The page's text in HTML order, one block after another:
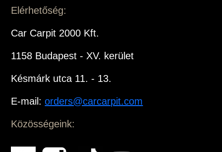
Elérhetőség:
Car Carpit 2000 Kft.
1158 Budapest - XV. kerület
Késmárk utca 11. - 13.
E-mail:orders@carcarpit.com
Közösségeink: